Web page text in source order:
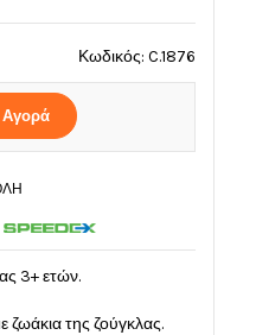
Κωδικός: C.1876
Αγορά
3+ ετών.
ζωάκια της ζούγκλας.